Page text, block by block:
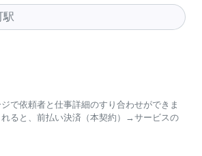
で依頼者と仕事詳細のすり合わせができま
ると、前払い決済（本契約）→サービスの